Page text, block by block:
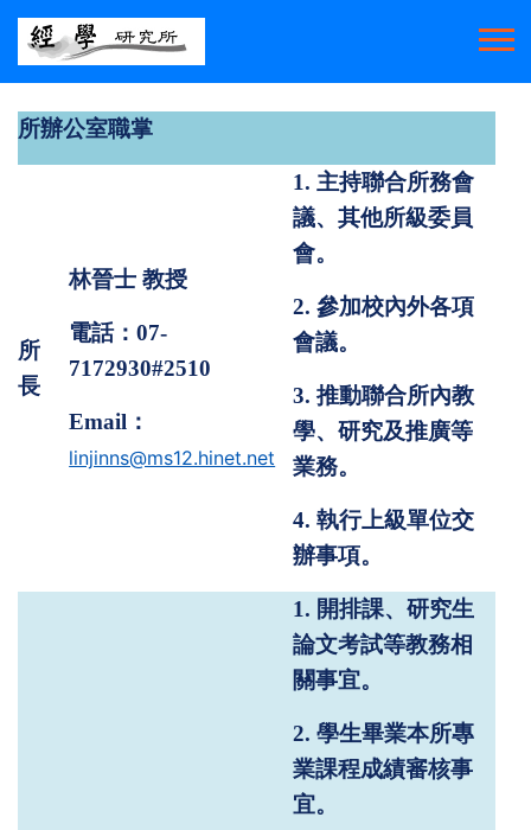
所辦公室職掌
所
長
林晉士 教授
電話：07-
7172930#2510
Email ：
linjinns@ms12.hinet.net
1. 主持聯合所務會
議、其他所級委員
會。
2.參加校內外各項
會議。
3.推動聯合所內教
學、研究及推廣等
業務。
4.執行上級單位交
辦事項。
1. 開排課、研究生
論文考試等教務相
關事宜。
2.學生畢業本所專
業課程成績審核事
宜。